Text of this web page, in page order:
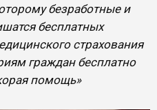
безработные и
бесплатных
страхования
граждан бесплатно
помощь»